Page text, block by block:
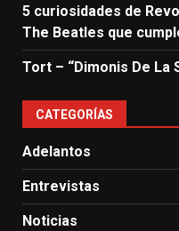
5 curiosidades de
The Beatles que
Tort – “Dimonis De La
CATEGORÍAS
Adelantos
Entrevistas
Noticias